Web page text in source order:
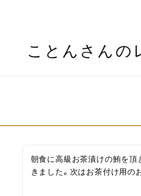
ことんさんの
朝食に高級お茶漬けの鮪を頂
きました。次はお茶付け用の